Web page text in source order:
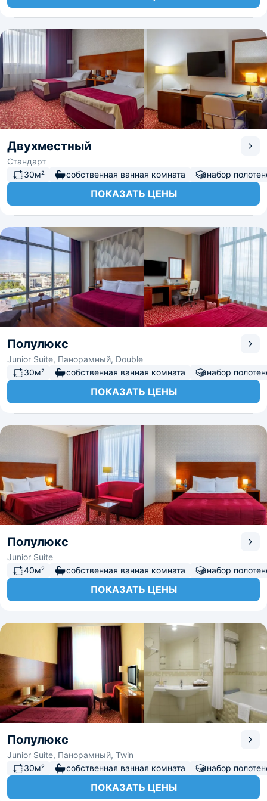
Двухместный
Стандарт
30м²
собственная ванная комната набор
ПОКАЗАТЬ ЦЕНЫ
Полулюкс
Junior Suite, Панорамный, Double
30м²
собственная ванная комната набор
ПОКАЗАТЬ ЦЕНЫ
Полулюкс
Junior Suite
40м²
собственная ванная комната набор
ПОКАЗАТЬ ЦЕНЫ
Полулюкс
Junior Suite, Панорамный, Twin
30м²
собственная ванная комната набор
ПОКАЗАТЬ ЦЕНЫ